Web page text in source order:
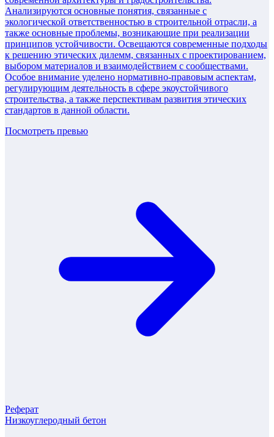
Анализируются основные понятия, связанные с
экологической ответственностью в строительной отрасли, а
также основные проблемы, возникающие при реализации
принципов устойчивости. Освещаются современные подходы
к решению этических дилемм, связанных с проектированием,
выбором материалов и взаимодействием с сообществами.
Особое внимание уделено нормативно-правовым аспектам,
регулирующим деятельность в сфере экоустойчивого
строительства, а также перспективам развития этических
стандартов в данной области.
Посмотреть превью
Реферат
Низкоуглеродный бетон